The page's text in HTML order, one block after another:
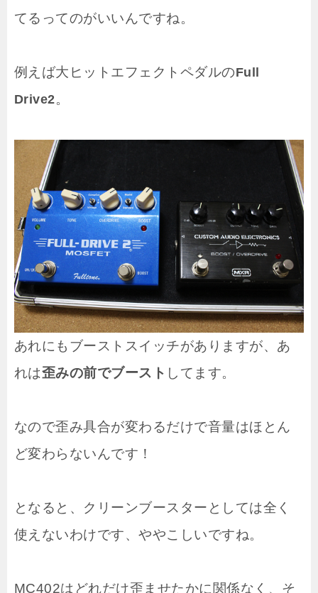
てるってのがいいんですね。
例えば大ヒットエフェクトペダルのFull
Drive2。
あれにもブーストスイッチがありますが、あ
れは歪みの前でブースト してます。
なので歪み具合が変わるだけで音量はほとん
ど変わらないんです！
となると、クリーンブースターとしては全く
使えないわけです、ややこしいですね。
MC402はどれだけ歪ませたかに関係なく、そ